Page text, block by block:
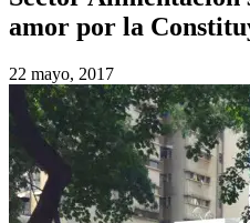
amor por la
22 mayo, 2017